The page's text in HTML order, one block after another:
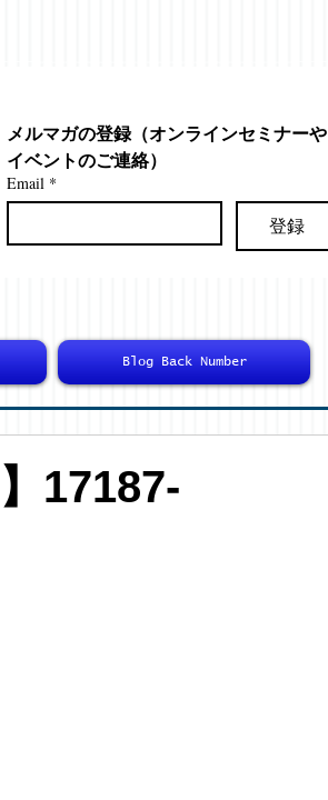
メルマガの登録（オンラインセミナーや
イベントのご連絡）
Email *
登録
Blog Back Number
17187-